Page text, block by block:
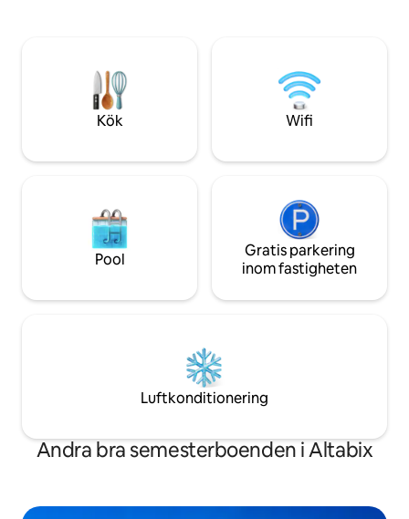
barracas, por lo que en esas fechas
habrá música y gente por la noche.
Kök Wifi
Pool
Gratis parkering
inom fastigheten
Luftkonditionering
Andra bra semesterboenden i Altabix